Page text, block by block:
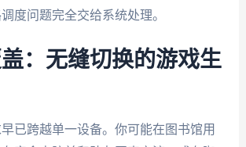
度问题完全交给系统处理。
：无缝切换的游戏生
已跨越单一设备。你可能在图书馆用